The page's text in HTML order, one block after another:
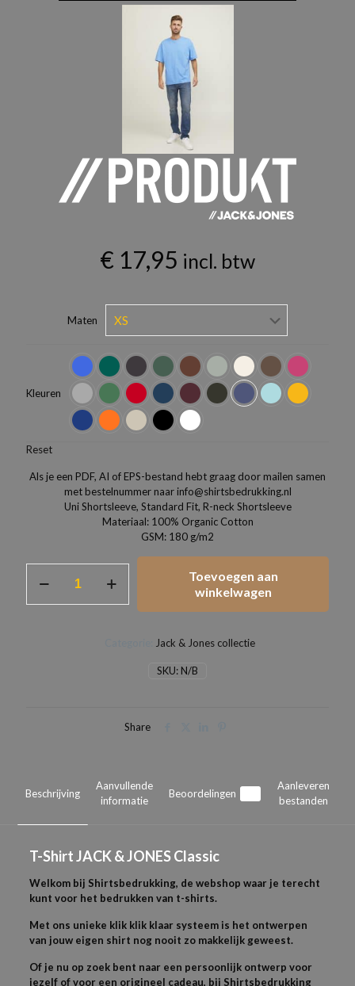
€ 17,95 incl. btw
Maten
Kleuren
Reset
Als je een PDF, AI of EPS-bestand hebt graag door mailen samen
met bestelnummer naar info@shirtsbedrukking.nl
Uni Shortsleeve, Standard Fit, R-neck Shortsleeve
Materiaal: 100% Organic Cotton
GSM: 180 g/m2
Shirt
Toevoegen aan
winkelwagen
SKU:N/B
Jack & Jones collectie
Share
Beschrijving
Aanvullende
informatie
Beoordelingen
Aanleveren
bestanden
T-Shirt JACK & JONESClassic
Welkom bij Shirtsbedrukking, de webshop waar je terecht
kunt voor het bedrukken van t-shirts.
Met ons unieke klik klik klaar systeem is het ontwerpen
van jouw eigen shirt nog nooit zo makkelijk geweest.
Of je nu op zoek bent naar een persoonlijk ontwerp voor
jezelf of voor een origineel cadeau, bij Shirtsbedrukking